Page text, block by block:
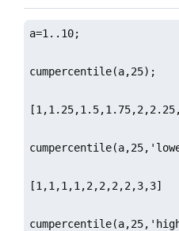
a=1..10;
cumpercentile(a,25);
[1,1,1,1,2,2,2,2,3,3]